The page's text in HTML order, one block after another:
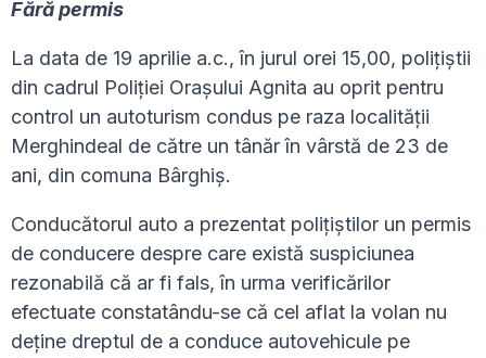
Fără permis
La data de 19 aprilie a.c., în jurul orei 15,00, polițiștii
din cadrul Poliției Orașului Agnita au oprit pentru
control un autoturism condus pe raza localității
Merghindeal de către un tânăr în vârstă de 23 de
ani, din comuna Bârghiș.
Conducătorul auto a prezentat polițiștilor un permis
de conducere despre care există suspiciunea
rezonabilă că ar fi fals, în urma verificărilor
efectuate constatându-se că cel aflat la volan nu
deține dreptul de a conduce autovehicule pe